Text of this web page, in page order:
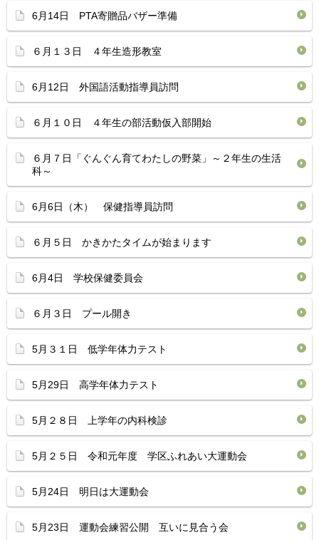
6月14日 PTA寄贈品バザー準備
６月１３日 ４年生造形教室
6月12日 外国語活動指導員訪問
６月１０日 ４年生の部活動仮入部開始
６月７日「ぐんぐん育てわたしの野菜」～２年生の生活
科～
6月6日（木） 保健指導員訪問
６月５日 かきかたタイムが始まります
6月4日 学校保健委員会
６月３日 プール開き
5月３１日 低学年体力テスト
5月29日 高学年体力テスト
5月２８日 上学年の内科検診
5月２５日 令和元年度 学区ふれあい大運動会
5月24日 明日は大運動会
5月23日 運動会練習公開 互いに見合う会